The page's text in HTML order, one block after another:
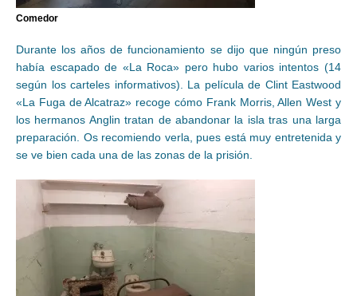
Comedor
Durante los años de funcionamiento se dijo que ningún preso
había escapado de «La Roca» pero hubo varios intentos (14
según los carteles informativos). La película de Clint Eastwood
«La Fuga de Alcatraz» recoge cómo Frank Morris, Allen West y
los hermanos Anglin tratan de abandonar la isla tras una larga
preparación. Os recomiendo verla, pues está muy entretenida y
se ve bien cada una de las zonas de la prisión.